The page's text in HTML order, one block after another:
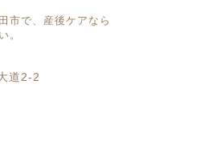
市で、産後ケアなら
。
道2-2